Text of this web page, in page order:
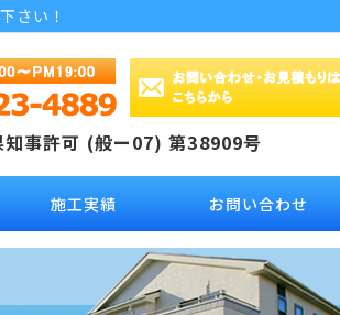
さい！
知事許可 (般ー07) 第38909号
施工実績 お問い合わせ